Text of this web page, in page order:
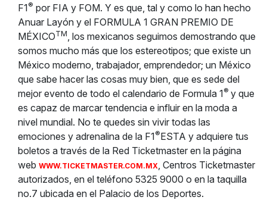
F1® por FIA y FOM. Y es que, tal y como lo han hecho
Anuar Layón y el FORMULA 1 GRAN PREMIO DE
MÉXICOTM, los mexicanos seguimos demostrando que
somos mucho más que los estereotipos; que existe un
México moderno, trabajador, emprendedor; un México
que sabe hacer las cosas muy bien, que es sede del
mejor evento de todo el calendario de Formula 1® y que
es capaz de marcar tendencia e influir en la moda a
nivel mundial. No te quedes sin vivir todas las
emociones y adrenalina de la F1®ESTA y adquiere tus
boletos a través de la Red Ticketmaster en la página
web WWW.TICKETMASTER.COM.MX, Centros Ticketmaster
autorizados, en el teléfono 5325 9000 o en la taquilla
no.7 ubicada en el Palacio de los Deportes.